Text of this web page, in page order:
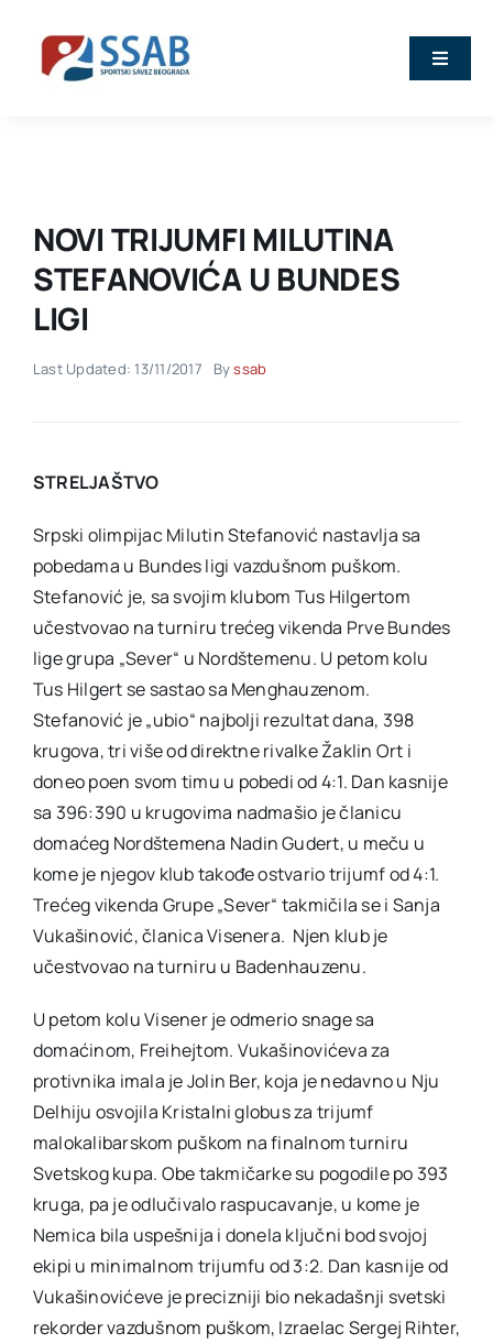
content
Toggle
Kalendar
Stručna predavanja
Akti SSAB
Kontakt
NOVI TRIJUMFI MILUTINA
STEFANOVIĆA U BUNDES
LIGI
Last Updated: 13/11/2017 Byssab
STRELJAŠTVO
Srpski olimpijac Milutin Stefanović nastavlja sa
pobedama u Bundes ligi vazdušnom puškom.
Stefanović je, sa svojim klubom Tus Hilgertom
učestvovao na turniru trećeg vikenda Prve Bundes
lige grupa „Sever“ u Nordštemenu. U petom kolu
Tus Hilgert se sastao sa Menghauzenom.
Stefanović je „ubio“ najbolji rezultat dana, 398
krugova, tri više od direktne rivalke Žaklin Ort i
doneo poen svom timu u pobedi od 4:1. Dan kasnije
sa 396:390 u krugovima nadmašio je članicu
domaćeg Nordštemena Nadin Gudert, u meču u
kome je njegov klub takođe ostvario trijumf od 4:1.
Trećeg vikenda Grupe „Sever“ takmičila se i Sanja
Vukašinović, članica Visenera. Njen klub je
učestvovao na turniru u Badenhauzenu.
U petom kolu Visener je odmerio snage sa
domaćinom, Freihejtom. Vukašinovićeva za
protivnika imala je Jolin Ber, koja je nedavno u Nju
Delhiju osvojila Kristalni globus za trijumf
malokalibarskom puškom na finalnom turniru
Svetskog kupa. Obe takmičarke su pogodile po 393
kruga, pa je odlučivalo raspucavanje, u kome je
Nemica bila uspešnija i donela ključni bod svojoj
ekipi u minimalnom trijumfu od 3:2. Dan kasnije od
Vukašinovićeve je precizniji bio nekadašnji svetski
rekorder vazdušnom puškom, Izraelac Sergej Rihter,